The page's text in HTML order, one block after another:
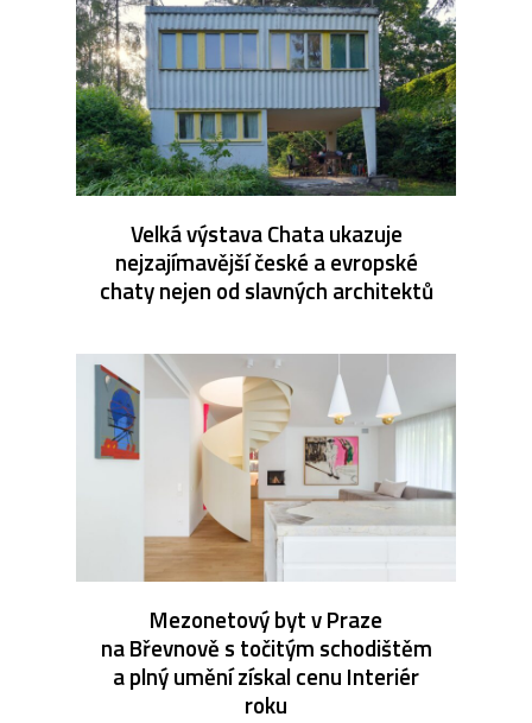
Velká výstava Chata ukazuje
nejzajímavější české a evropské
chaty nejen od slavných architektů
Mezonetový byt v Praze
na Břevnově s točitým schodištěm
a plný umění získal cenu Interiér
roku